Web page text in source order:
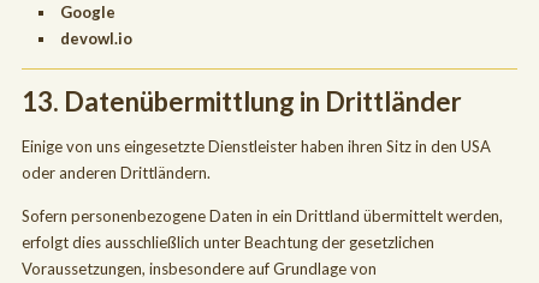
Google
devowl.io
13. Datenübermittlung in Drittländer
Einige von uns eingesetzte Dienstleister haben ihren Sitz in den USA
oder anderen Drittländern.
Sofern personenbezogene Daten in ein Drittland übermittelt werden,
erfolgt dies ausschließlich unter Beachtung der gesetzlichen
Voraussetzungen, insbesondere auf Grundlage von